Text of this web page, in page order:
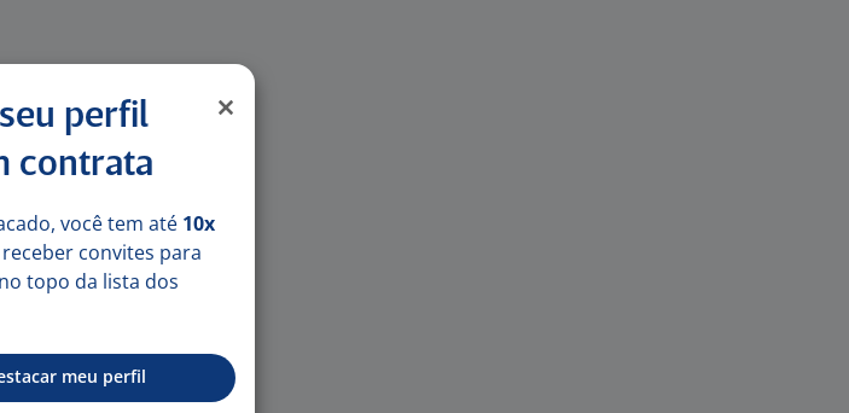
perfil
contrata
você tem até 10x
convites para
topo da lista dos
meu perfil